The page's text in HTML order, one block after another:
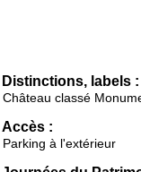
Distinctions, labels :
Château classé
Accès :
Parking à l'extérieur